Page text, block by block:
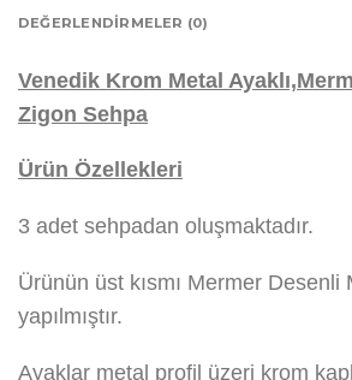
DEĞERLENDIRMELER (0)
Venedik Krom Metal
Zigon Sehpa
Ürün Özellekleri
3 adet sehpadan oluşmaktadır.
Ürünün üst kısmı Mermer Desenli
yapılmıştır.
Ayaklar metal profil üzeri krom